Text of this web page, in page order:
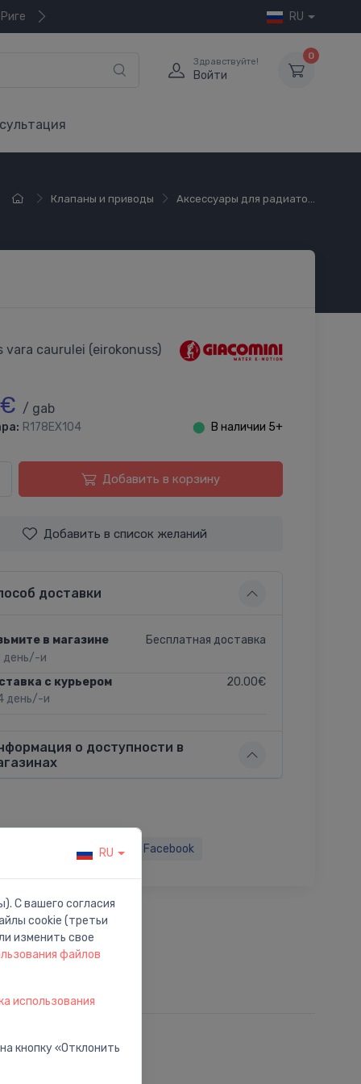
RU
Здравствуйте!
Войти
0
Клапаны и приводы Аксессуары для радиато...
vara caurulei (eirokonuss)
/ gab
R178EX104 ⬤ В наличии 5+
Добавить в корзину
Добавить в список желаний
доставки
в магазине
день/-и
Бесплатная доставка
с курьером
день/-и
20.00€
о доступности в
Twitter Facebook
RU
С вашего согласия
cookie (третьи
изменить свое
файлов
использования
кнопку «Отклонить